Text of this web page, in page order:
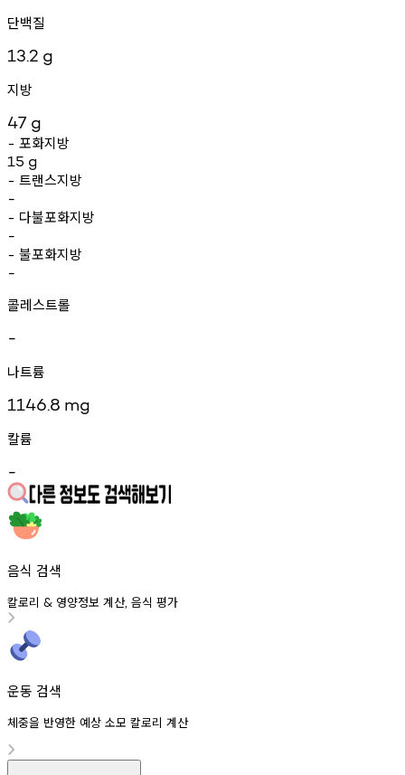
단백질
13.2 g
지방
47 g
- 포화지방
15 g
- 트랜스지방
-
- 다불포화지방
-
- 불포화지방
-
콜레스트롤
-
나트륨
1146.8 mg
칼륨
-
음식 검색
칼로리 & 영양정보 계산, 음식 평가
운동 검색
체중을 반영한 예상 소모 칼로리 계산